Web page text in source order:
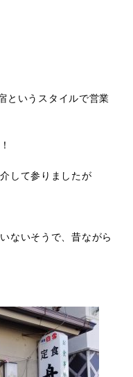
というスタイルで営業
して参りましたが
ないそうで、昔ながら